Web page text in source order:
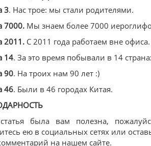
3. Нас трое: мы стали родителями.
7000. Мы знаем более 7000
2011. С 2011 года работаем вне офиса.
14. За это время побывали в 14
90. На троих нам 90 лет :)
46. Были в 46 городах Китая.
была вам полезна,
ею в социальных сетях или
на нашем сайте.